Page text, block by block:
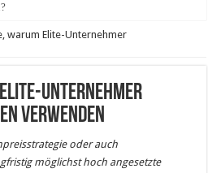
– das spricht dafür
warum Elite-Unternehmer
Unternehmer
verwenden
oder auch
möglichst hoch angesetzte